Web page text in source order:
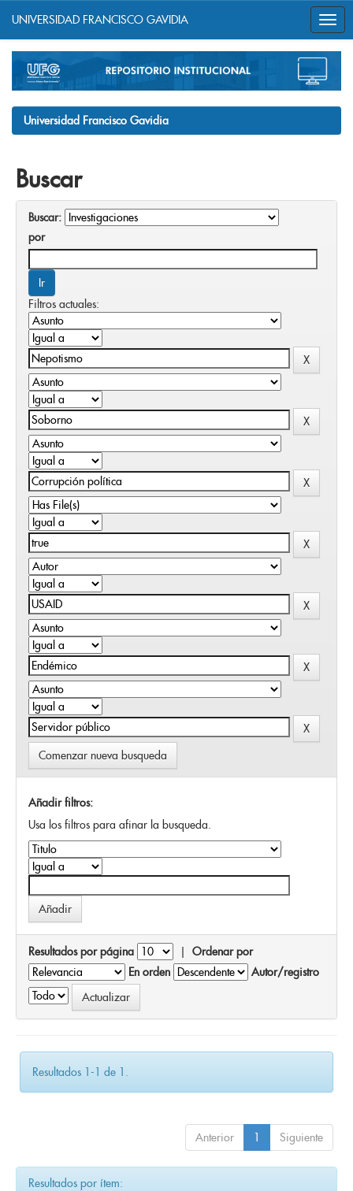
navigation
UNIVERSIDAD FRANCISCO GAVIDIA
Universidad Francisco Gavidia
Buscar
Buscar:
por
Filtros actuales:
Comenzar nueva busqueda
Añadir filtros:
Usa los filtros para afinar la busqueda.
Resultados por página | Ordenar por
En orden
Autor/registro
Resultados 1-1 de 1.
Anterior 1 Siguiente
Resultados por ítem: